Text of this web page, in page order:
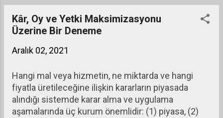
tutarda maddi destek alınmıştı. Bu
gelişme yaşandıktan sonra bu tezin
bir daha gündeme gelmeyeceği
doğru çıkmadı ve bu tez her
kanıtlanmış olsa da tekrar tekrar
gündeme geldi ve uygulamaya
kondu. Faiz neden enflasyon
sonuçtur tezinin son denemesi Eylül
Kâr, Oy ve Yetki Maksimizasyonu
Üzerine Bir Deneme
Aralık 02, 2021
Hangi mal veya hizmetin, ne miktarda ve hangi
fiyatla üretileceğine ilişkin kararların piyasada
alındığı sistemde karar alma ve uygulama
aşamalarında üç kurum önemlidir: (1) piyasa, (2)